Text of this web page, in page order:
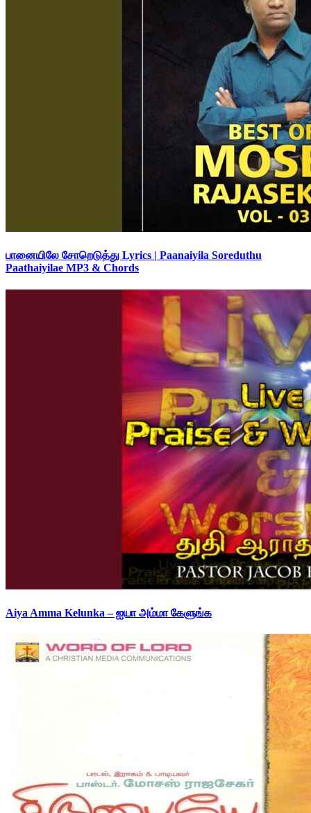
பானையிலே சோறெடுத்து Lyrics | Paanaiyila Soreduthu
Paathaiyilae MP3 & Chords
Aiya Amma Kelunka – ஐயா அம்மா கேளுங்க